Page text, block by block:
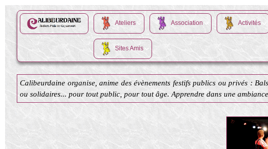
Ateliers Association Activités
Sites Amis
Calibeurdaine organise, anime des évènements festifs publics ou privés :
ou solidaires... pour tout public, pour tout âge. Apprendre dans une